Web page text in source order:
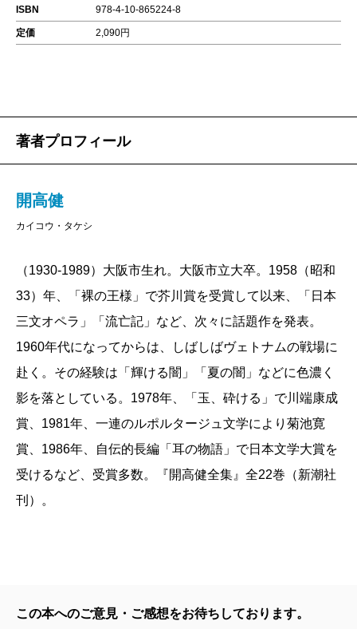
ISBN 978-4-10-865224-8
定価 2,090円
著者プロフィール
開高健
カイコウ・タケシ
（1930-1989）大阪市生れ。大阪市立大卒。1958（昭和
33）年、「裸の王様」で芥川賞を受賞して以来、「日本
三文オペラ」「流亡記」など、次々に話題作を発表。
1960年代になってからは、しばしばヴェトナムの戦場に
赴く。その経験は「輝ける闇」「夏の闇」などに色濃く
影を落としている。1978年、「玉、砕ける」で川端康成
賞、1981年、一連のルポルタージュ文学により菊池寛
賞、1986年、自伝的長編「耳の物語」で日本文学大賞を
受けるなど、受賞多数。『開高健全集』全22巻（新潮社
刊）。
この本へのご意見・ご感想をお待ちしております。